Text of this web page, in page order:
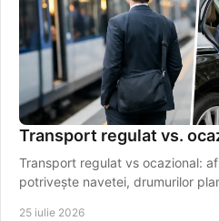
Transport regulat vs.
Transport regulat vs ocazional:
potrivește navetei, drumurilor
25 iulie 2026